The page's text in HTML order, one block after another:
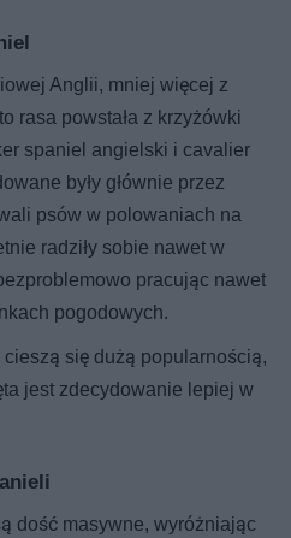
Anglii, mniej więcej z
rasa powstała z krzyżówki
spaniel angielski i cavalier
były głównie przez
psów w polowaniach na
radziły sobie nawet w
pracując nawet
pogodowych.
się dużą popularnością,
jest zdecydowanie lepiej w
dość masywne, wyróżniając